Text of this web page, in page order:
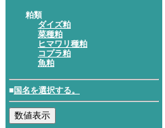
粕類
ダイズ粕
菜種粕
ヒマワリ種粕
コプラ粕
魚粕
■国名を選択する。